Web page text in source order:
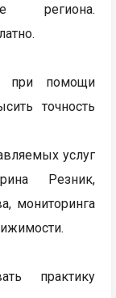
региона.
при помощи
точность
услуг
Резник,
мониторинга
практику